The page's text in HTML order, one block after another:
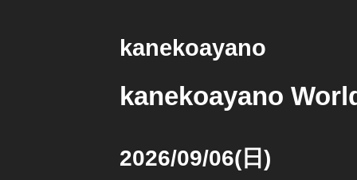
kanekoayano
kanekoayano
2026/09/06(日)